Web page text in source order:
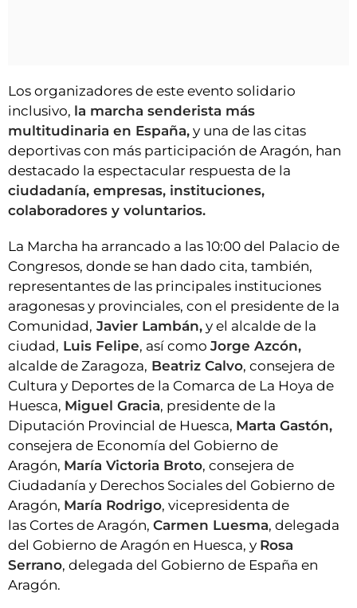
Los organizadores de este evento solidario
inclusivo, la marcha senderista más
multitudinaria en España, y una de las citas
deportivas con más participación de Aragón, han
destacado la espectacular respuesta de la
ciudadanía, empresas, instituciones,
colaboradores y voluntarios.
La Marcha ha arrancado a las 10:00 del Palacio de
Congresos, donde se han dado cita, también,
representantes de las principales instituciones
aragonesas y provinciales, con el presidente de la
Comunidad, Javier Lambán, y el alcalde de la
ciudad, Luis Felipe, así como Jorge Azcón,
alcalde de Zaragoza, Beatriz Calvo, consejera de
Cultura y Deportes de la Comarca de La Hoya de
Huesca, Miguel Gracia, presidente de la
Diputación Provincial de Huesca, Marta Gastón,
consejera de Economía del Gobierno de
Aragón, María Victoria Broto, consejera de
Ciudadanía y Derechos Sociales del Gobierno de
Aragón, María Rodrigo, vicepresidenta de
las Cortes de Aragón, Carmen Luesma, delegada
del Gobierno de Aragón en Huesca, y Rosa
Serrano, delegada del Gobierno de España en
Aragón.